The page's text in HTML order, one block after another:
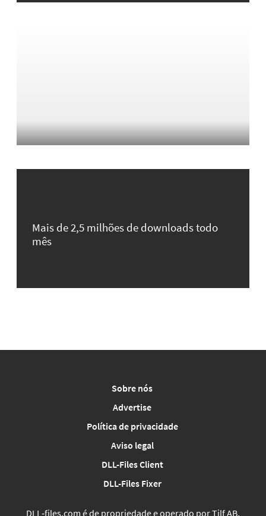
Mais de 2,5 milhões de downloads todo
mês
Sobre nós
Advertise
Política de privacidade
Aviso legal
DLL-Files Client
DLL-Files Fixer
DLL‑files.com é de propriedade e operado por Tilf AB,